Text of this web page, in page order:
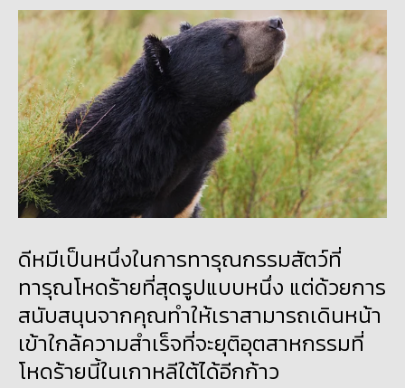
ดีหมีเป็นหนึ่งในการทารุณกรรมสัตว์ที่
ทารุณโหดร้ายที่สุดรูปแบบหนึ่ง แต่ด้วยการ
สนับสนุนจากคุณทำให้เราสามารถเดินหน้า
เข้าใกล้ความสำเร็จที่จะยุติอุตสาหกรรมที่
โหดร้ายนี้ในเกาหลีใต้ได้อีกก้าว